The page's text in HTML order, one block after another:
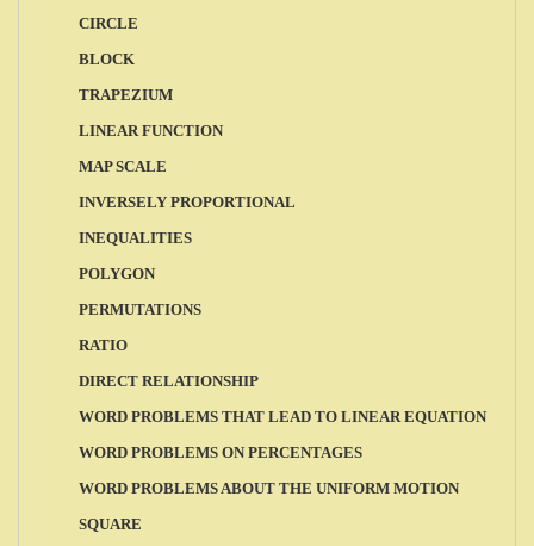
CIRCLE
BLOCK
TRAPEZIUM
LINEAR FUNCTION
MAP SCALE
INVERSELY PROPORTIONAL
INEQUALITIES
POLYGON
PERMUTATIONS
RATIO
DIRECT RELATIONSHIP
WORD PROBLEMS THAT LEAD TO LINEAR EQUATION
WORD PROBLEMS ON PERCENTAGES
WORD PROBLEMS ABOUT THE UNIFORM MOTION
SQUARE